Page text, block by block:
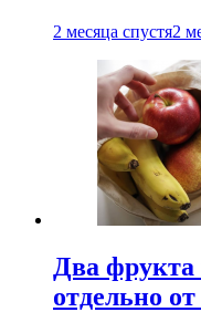
2 месяца спустя2
Два фрукта
отдельно